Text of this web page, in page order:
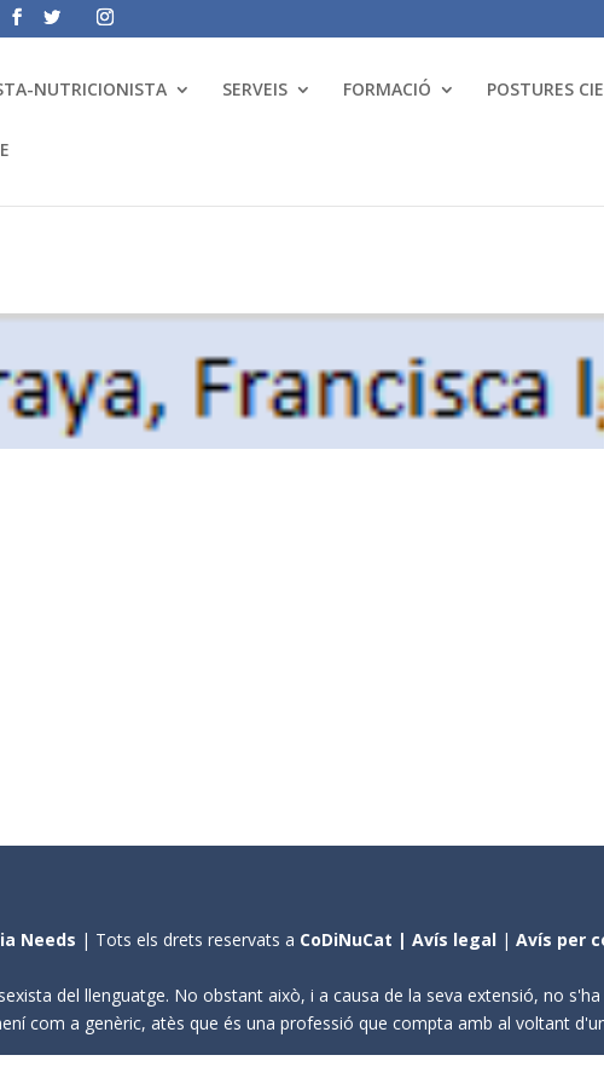
NUTRICIONISTA SERVEIS FORMACIÓ POSTURES
Needs | Tots els drets reservats a CoDiNuCat |Avís legal |Avís per
del llenguatge. No obstant això, i a causa de la seva extensió, no
com a genèric, atès que és una professió que compta amb al voltant